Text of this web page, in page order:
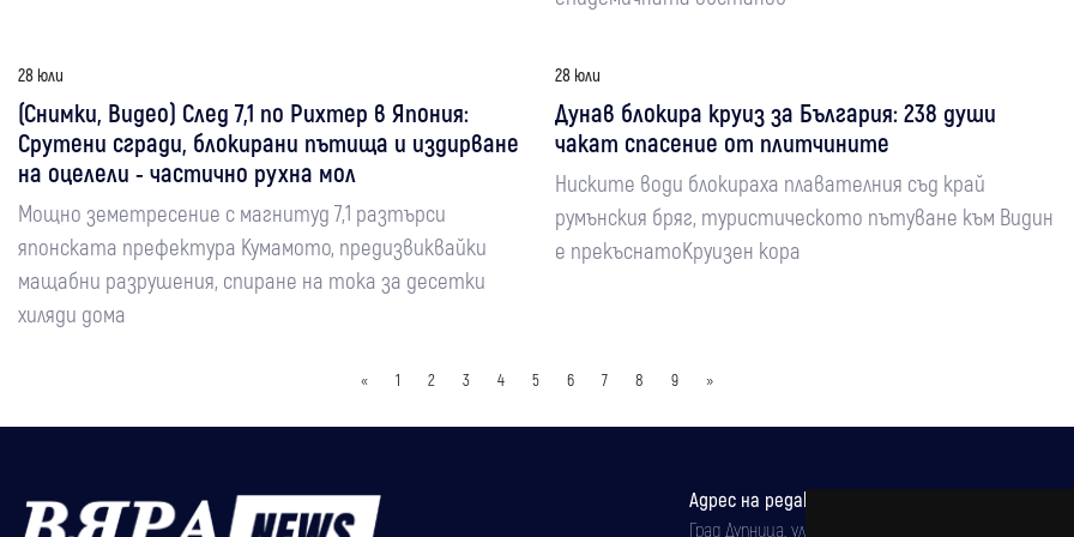
28 юли
(Снимки, Видео) След 7,1 по Рихтер в Япония:
Срутени сгради, блокирани пътища и издирване
на оцелели - частично рухна мол
Мощно земетресение с магнитуд 7,1 разтърси
японската префектура Кумамото, предизвиквайки
мащабни разрушения, спиране на тока за десетки
хиляди дома
28 юли
Дунав блокира круиз за България: 238 души
чакат спасение от плитчините
Ниските води блокираха плавателния съд край
румънския бряг, туристическото пътуване към Видин
е прекъснатоКруизен кора
« 1 2 3 4 5 6 7 8 9 »
Адрес на редакцията
Град Дупница, ул.''Христо Ботев" 43